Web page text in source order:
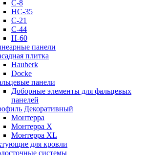
С-8
НС-35
С-21
С-44
Н-60
панели
плитка
Hauberk
Docke
панели
Доборные элементы для фальцевых
панелей
Декоративный
Монтерра
Монтерра X
Монтерра XL
для кровли
системы